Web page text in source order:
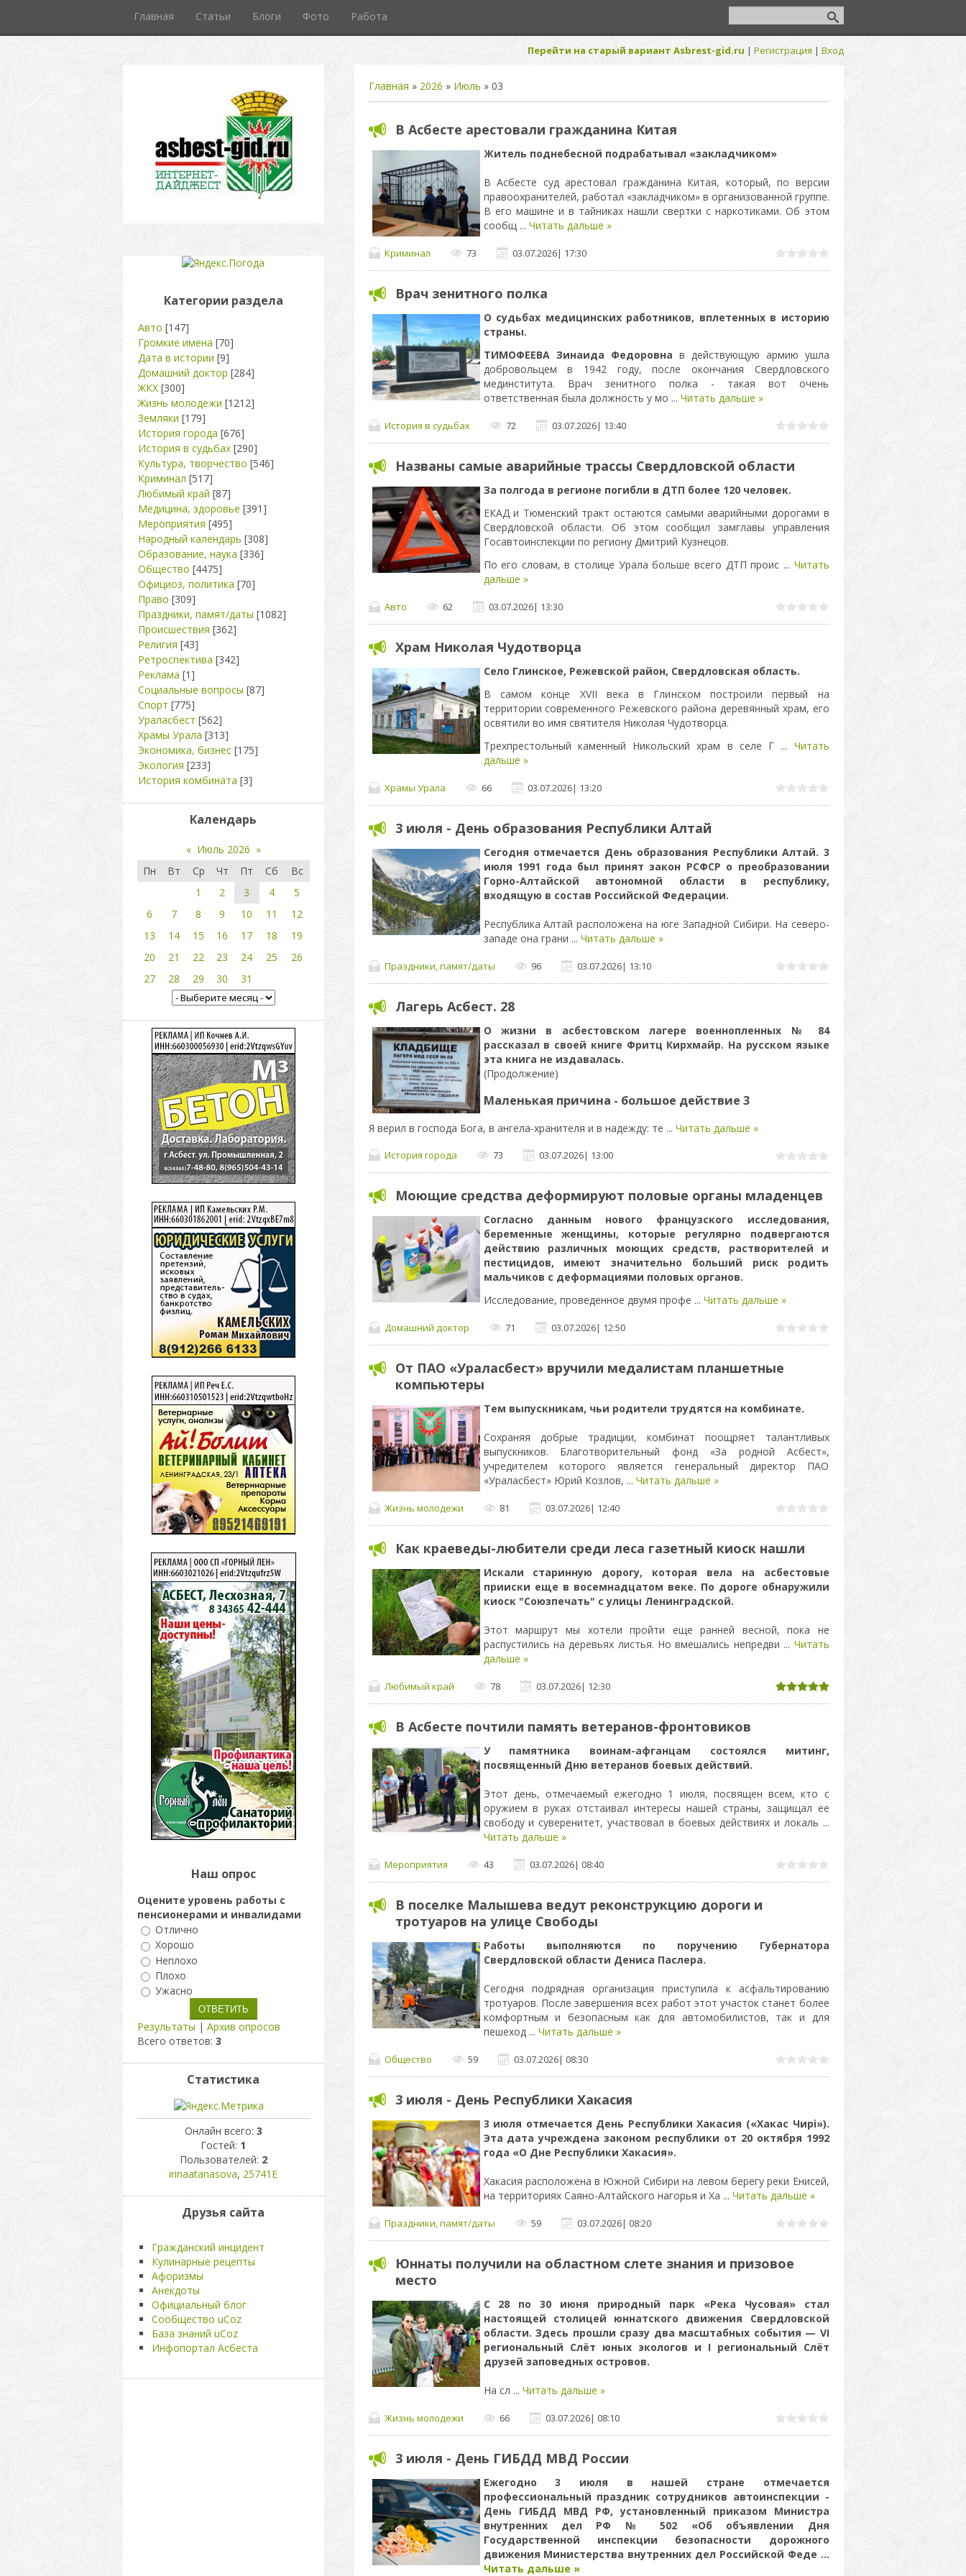
Главная Статьи Блоги Фото Работа
Перейти на старый вариант Asbrest-gid.ru | Регистрация | Вход
Главная » 2026 » Июль » 03
В Асбесте арестовали гражданина Китая
Житель поднебесной подрабатывал «закладчиком»
В Асбесте суд арестовал гражданина Китая, который, по версии
правоохранителей, работал «закладчиком» в организованной группе.
В его машине и в тайниках нашли свертки с наркотиками. Об этом
сообщ ... Читать дальше »
Криминал 73 03.07.2026| 17:30
Врач зенитного полка
О судьбах медицинских работников, вплетенных в историю
страны.
ТИМОФЕЕВА Зинаида Федоровна в действующую армию ушла
добровольцем в 1942 году, после окончания Свердловского
мединститута. Врач зенитного полка - такая вот очень
ответственная была должность у мо ... Читать дальше »
История в судьбах 72 03.07.2026| 13:40
Названы самые аварийные трассы Свердловской области
За полгода в регионе погибли в ДТП более 120 человек.
ЕКАД и Тюменский тракт остаются самыми аварийными дорогами в
Свердловской области. Об этом сообщил замглавы управления
Госавтоинспекции по региону Дмитрий Кузнецов.
По его словам, в столице Урала больше всего ДТП проис ... Читать
дальше »
Авто 62 03.07.2026| 13:30
Храм Николая Чудотворца
Село Глинское, Режевской район, Свердловская область.
В самом конце XVII века в Глинском построили первый на
территории современного Режевского района деревянный храм, его
освятили во имя святителя Николая Чудотворца.
Трехпрестольный каменный Никольский храм в селе Г ... Читать
дальше »
Храмы Урала 66 03.07.2026| 13:20
3 июля - День образования Республики Алтай
Сегодня отмечается День образования Республики Алтай. 3
июля 1991 года был принят закон РСФСР о преобразовании
Горно-Алтайской автономной области в республику,
входящую в состав Российской Федерации.
Республика Алтай расположена на юге Западной Сибири. На северо-
западе она грани ... Читать дальше »
Праздники, памят/даты 96 03.07.2026| 13:10
Лагерь Асбест. 28
О жизни в асбестовском лагере военнопленных № 84
рассказал в своей книге Фритц Кирхмайр. На русском языке
эта книга не издавалась.
(Продолжение)
Маленькая причина - большое действие 3
Я верил в господа Бога, в ангела-хранителя и в надежду: те ... Читать дальше »
История города 73 03.07.2026| 13:00
Моющие средства деформируют половые органы младенцев
Согласно данным нового французского исследования,
беременные женщины, которые регулярно подвергаются
действию различных моющих средств, растворителей и
пестицидов, имеют значительно больший риск родить
мальчиков с деформациями половых органов.
Исследование, проведенное двумя профе ... Читать дальше »
Домашний доктор 71 03.07.2026| 12:50
От ПАО «Ураласбест» вручили медалистам планшетные
компьютеры
Тем выпускникам, чьи родители трудятся на комбинате.
Сохраняя добрые традиции, комбинат поощряет талантливых
выпускников. Благотворительный фонд «За родной Асбест»,
учредителем которого является генеральный директор ПАО
«Ураласбест» Юрий Козлов, ... Читать дальше »
Жизнь молодежи 81 03.07.2026| 12:40
Как краеведы-любители среди леса газетный киоск нашли
Искали старинную дорогу, которая вела на асбестовые
прииски еще в восемнадцатом веке. По дороге обнаружили
киоск "Союзпечать" с улицы Ленинградской.
Этот маршрут мы хотели пройти еще ранней весной, пока не
распустились на деревьях листья. Но вмешались непредви ... Читать
дальше »
Любимый край 78 03.07.2026| 12:30
В Асбесте почтили память ветеранов-фронтовиков
У памятника воинам-афганцам состоялся митинг,
посвященный Дню ветеранов боевых действий.
Этот день, отмечаемый ежегодно 1 июля, посвящен всем, кто с
оружием в руках отстаивал интересы нашей страны, защищал ее
свободу и суверенитет, участвовал в боевых действиях и локаль ...
Читать дальше »
Мероприятия 43 03.07.2026| 08:40
В поселке Малышева ведут реконструкцию дороги и
тротуаров на улице Свободы
Работы выполняются по поручению Губернатора
Свердловской области Дениса Паслера.
Сегодня подрядная организация приступила к асфальтированию
тротуаров. После завершения всех работ этот участок станет более
комфортным и безопасным как для автомобилистов, так и для
пешеход ... Читать дальше »
Общество 59 03.07.2026| 08:30
3 июля - День Республики Хакасия
3 июля отмечается День Республики Хакасия («Хакас Чирi»).
Эта дата учреждена законом республики от 20 октября 1992
года «О Дне Республики Хакасия».
Хакасия расположена в Южной Сибири на левом берегу реки Енисей,
на территориях Саяно-Алтайского нагорья и Ха ... Читать дальше »
Праздники, памят/даты 59 03.07.2026| 08:20
Юннаты получили на областном слете знания и призовое
место
С 28 по 30 июня природный парк «Река Чусовая» стал
настоящей столицей юннатского движения Свердловской
области. Здесь прошли сразу два масштабных события — VI
региональный Слёт юных экологов и I региональный Слёт
друзей заповедных островов.
На сл ... Читать дальше »
Жизнь молодежи 66 03.07.2026| 08:10
3 июля - День ГИБДД МВД России
Ежегодно 3 июля в нашей стране отмечается
профессиональный праздник сотрудников автоинспекции -
День ГИБДД МВД РФ, установленный приказом Министра
внутренних дел РФ № 502 «Об объявлении Дня
Государственной инспекции безопасности дорожного
движения Министерства внутренних дел Российской Феде ...
Читать дальше »
Категории раздела
Авто [147]
Громкие имена [70]
Дата в истории [9]
Домашний доктор [284]
ЖКХ [300]
Жизнь молодежи [1212]
Земляки [179]
История города [676]
История в судьбах [290]
Культура, творчество [546]
Криминал [517]
Любимый край [87]
Медицина, здоровье [391]
Мероприятия [495]
Народный календарь [308]
Образование, наука [336]
Общество [4475]
Официоз, политика [70]
Право [309]
Праздники, памят/даты [1082]
Происшествия [362]
Религия [43]
Ретроспектива [342]
Реклама [1]
Социальные вопросы [87]
Спорт [775]
Ураласбест [562]
Храмы Урала [313]
Экономика, бизнес [175]
Экология [233]
История комбината [3]
Календарь
« Июль 2026 »
Пн
Вт Ср Чт Пт Сб
Вс
1
2 3 4
5
6
7 8 9 10 11
12
13
14 15 16 17 18
19
20
21 22 23 24 25
26
27
28 29 30 31
Наш опрос
Оцените уровень работы с
пенсионерами и инвалидами
Отлично
Хорошо
Неплохо
Плохо
Ужасно
Результаты | Архив опросов
Всего ответов: 3
Статистика
Онлайн всего: 3
Гостей: 1
Пользователей: 2
irinaatanasova, 25741Е
Друзья сайта
Гражданский инцидент
Кулинарные рецепты
Афоризмы
Анекдоты
Официальный блог
Сообщество uCoz
База знаний uCoz
Инфопортал Асбеста